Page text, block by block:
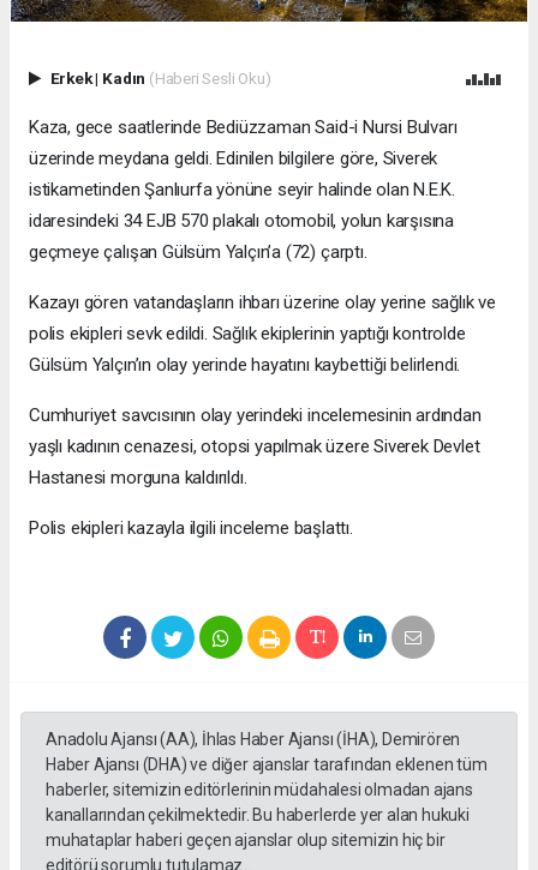
Erkek| Kadın (Haberi Sesli Oku)
Kaza, gece saatlerinde Bediüzzaman Said-i Nursi Bulvarı
üzerinde meydana geldi. Edinilen bilgilere göre, Siverek
istikametinden Şanlıurfa yönüne seyir halinde olan N.E.K.
idaresindeki 34 EJB 570 plakalı otomobil, yolun karşısına
geçmeye çalışan Gülsüm Yalçın’a (72) çarptı.
Kazayı gören vatandaşların ihbarı üzerine olay yerine sağlık ve
polis ekipleri sevk edildi. Sağlık ekiplerinin yaptığı kontrolde
Gülsüm Yalçın’ın olay yerinde hayatını kaybettiği belirlendi.
Cumhuriyet savcısının olay yerindeki incelemesinin ardından
yaşlı kadının cenazesi, otopsi yapılmak üzere Siverek Devlet
Hastanesi morguna kaldırıldı.
Polis ekipleri kazayla ilgili inceleme başlattı.
Anadolu Ajansı (AA), İhlas Haber Ajansı (İHA), Demirören
Haber Ajansı (DHA) ve diğer ajanslar tarafından eklenen tüm
haberler, sitemizin editörlerinin müdahalesi olmadan ajans
kanallarından çekilmektedir. Bu haberlerde yer alan hukuki
muhataplar haberi geçen ajanslar olup sitemizin hiç bir
editörü sorumlu tutulamaz...